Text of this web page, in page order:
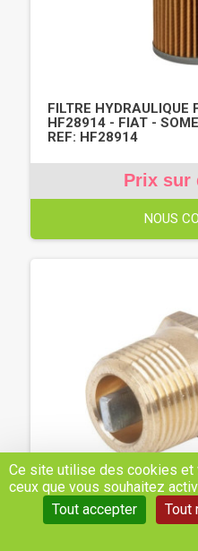
FILTRE HYDRAULIQUE
HF28914 - FIAT -
REF: HF28914
Prix sur
NOUS
Ce site utilise des cookies et
ceux que vous souhaitez
Tout accepter
Tout